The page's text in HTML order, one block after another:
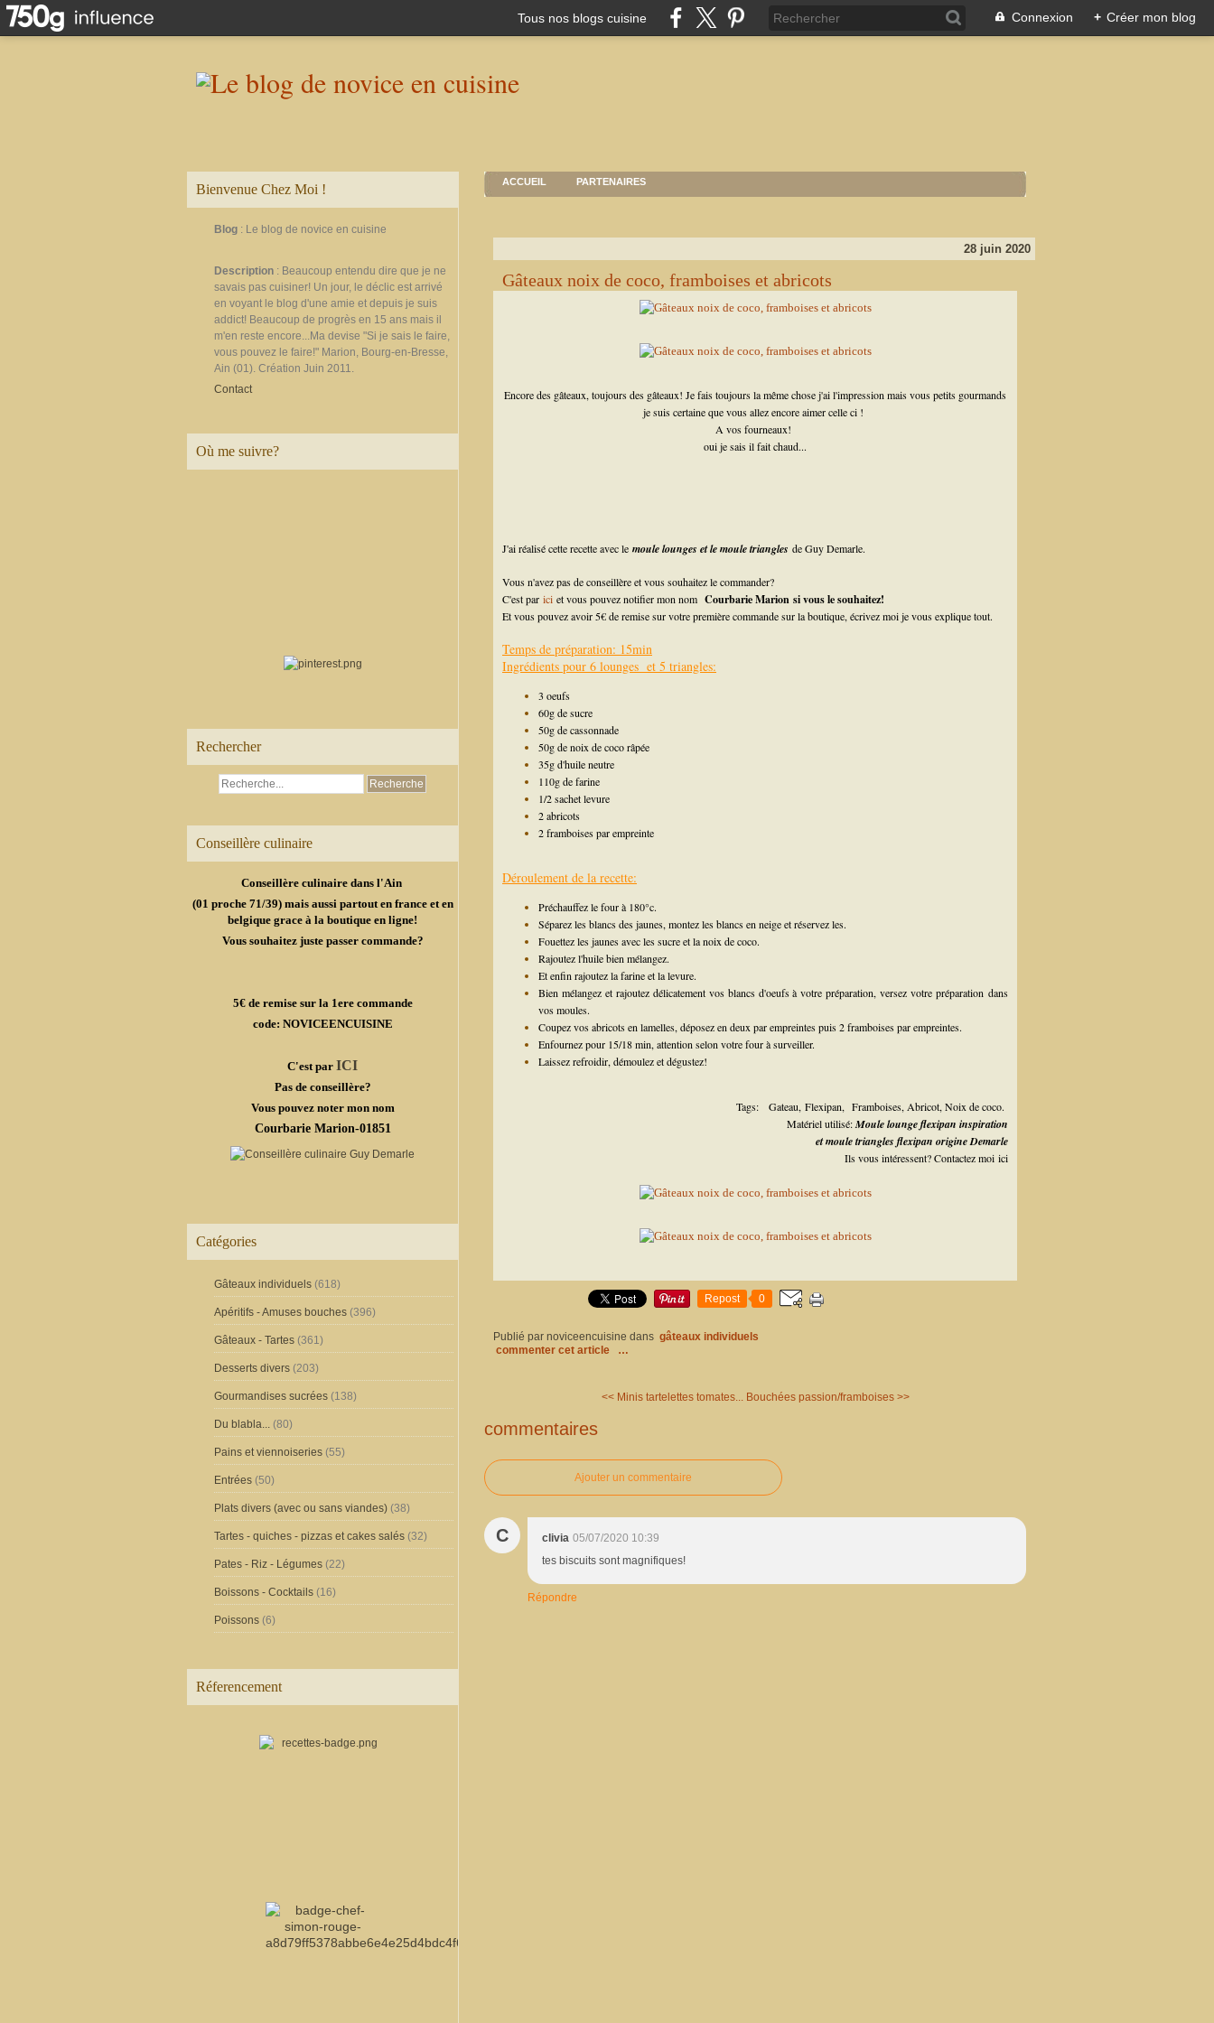
Tous nos blogs cuisine Connexion + Créer mon blog
Bienvenue Chez Moi !
Blog : Le blog de novice en cuisine
Description : Beaucoup entendu dire que je ne
savais pas cuisiner! Un jour, le déclic est arrivé
en voyant le blog d'une amie et depuis je suis
addict! Beaucoup de progrès en 15 ans mais il
m'en reste encore...Ma devise "Si je sais le faire,
vous pouvez le faire!" Marion, Bourg-en-Bresse,
Ain (01). Création Juin 2011.
Contact
Où me suivre?
Rechercher
Conseillère culinaire
Conseillère culinaire dans l'Ain
(01 proche 71/39) mais aussi partout en france et en
belgique grace à la boutique en ligne!
Vous souhaitez juste passer commande?
5€ de remise sur la 1ere commande
code: NOVICEENCUISINE
C'est par ICI
Pas de conseillère?
Vous pouvez noter mon nom
Courbarie Marion-01851
Catégories
Gâteaux individuels (618)
Apéritifs - Amuses bouches (396)
Gâteaux - Tartes (361)
Desserts divers (203)
Gourmandises sucrées (138)
Du blabla... (80)
Pains et viennoiseries (55)
Entrées (50)
Plats divers (avec ou sans viandes) (38)
Tartes - quiches - pizzas et cakes salés (32)
Pates - Riz - Légumes (22)
Boissons - Cocktails (16)
Poissons (6)
Réferencement
ACCUEIL PARTENAIRES
28 juin 2020
Gâteaux noix de coco, framboises et abricots
Encore des gâteaux, toujours des gâteaux! Je fais toujours la même chose j'ai l'impression mais vous petits gourmands
je suis certaine que vous allez encore aimer celle ci !
A vos fourneaux!
oui je sais il fait chaud...
J'ai réalisé cette recette avec le moule lounges et le moule triangles de Guy Demarle.
Vous n'avez pas de conseillère et vous souhaitez le commander?
C'est par ici et vous pouvez notifier mon nom Courbarie Marion si vous le souhaitez!
Et vous pouvez avoir 5€ de remise sur votre première commande sur la boutique, écrivez moi je vous explique tout.
Temps de préparation: 15min
Ingrédients pour 6 lounges et 5 triangles:
3 oeufs
60g de sucre
50g de cassonnade
50g de noix de coco râpée
35g d'huile neutre
110g de farine
1/2 sachet levure
2 abricots
2 framboises par empreinte
Déroulement de la recette:
Préchauffez le four à 180°c.
Séparez les blancs des jaunes, montez les blancs en neige et réservez les.
Fouettez les jaunes avec les sucre et la noix de coco.
Rajoutez l'huile bien mélangez.
Et enfin rajoutez la farine et la levure.
Bien mélangez et rajoutez délicatement vos blancs d'oeufs à votre préparation, versez votre préparation dans
vos moules.
Coupez vos abricots en lamelles, déposez en deux par empreintes puis 2 framboises par empreintes.
Enfournez pour 15/18 min, attention selon votre four à surveiller.
Laissez refroidir, démoulez et dégustez!
Tags: Gateau, Flexipan, Framboises, Abricot, Noix de coco.
Matériel utilisé:Moule lounge flexipan inspiration
et moule triangles flexipan origine Demarle
Ils vous intéressent? Contactez moi ici
Repost 0
Publié par noviceencuisine dans gâteaux individuels
commenter cet article
…
<< Minis tartelettes tomates... Bouchées passion/framboises >>
commentaires
Ajouter un commentaire
C clivia 05/07/2020 10:39
tes biscuits sont magnifiques!
Répondre